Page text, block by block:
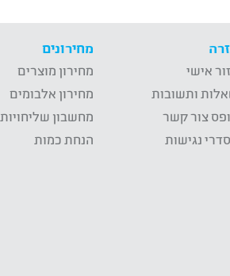
אישי
ותשובות
צור קשר
נגישות
מחירונים
מחירון מוצרים
מחירון אלבומים
מחשבון שליחויות
הנחת כמות